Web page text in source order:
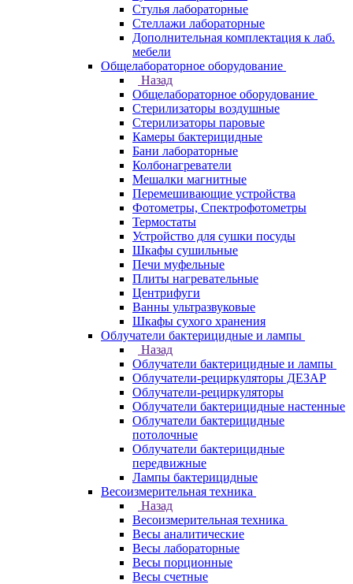
Стулья лабораторные
Стеллажи лабораторные
Дополнительная комплектация к лаб.
мебели
Общелабораторное оборудование
Назад
Общелабораторное оборудование
Стерилизаторы воздушные
Стерилизаторы паровые
Камеры бактерицидные
Бани лабораторные
Колбонагреватели
Мешалки магнитные
Перемешивающие устройства
Фотометры, Спектрофотометры
Термостаты
Устройство для сушки посуды
Шкафы сушильные
Печи муфельные
Плиты нагревательные
Центрифуги
Ванны ультразвуковые
Шкафы сухого хранения
Облучатели бактерицидные и лампы
Назад
Облучатели бактерицидные и лампы
Облучатели-рециркуляторы ДЕЗАР
Облучатели-рециркуляторы
Облучатели бактерицидные настенные
Облучатели бактерицидные
потолочные
Облучатели бактерицидные
передвижные
Лампы бактерицидные
Весоизмерительная техника
Назад
Весоизмерительная техника
Весы аналитические
Весы лабораторные
Весы порционные
Весы счетные